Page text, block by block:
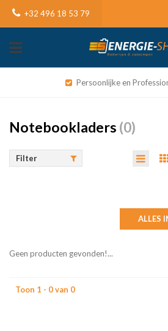
+32 496 18 53 79
Persoonlijke en
Notebookladers (0)
Filter
ALLES
Geen producten gevonden!...
Toon 1 - 0 van 0